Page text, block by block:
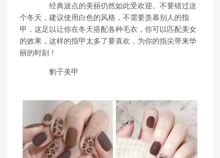
经典波点的美丽仍然如此受欢迎。不要错过这
个冬天，建议使用白色的风格，不需要羡慕别人的指
甲，这足以让你在冬天搭配各种毛衣，你可以匹配美女
的效果，这样的指甲太多了要喜欢，为你的指尖带来华
丽的时刻！
豹子美甲